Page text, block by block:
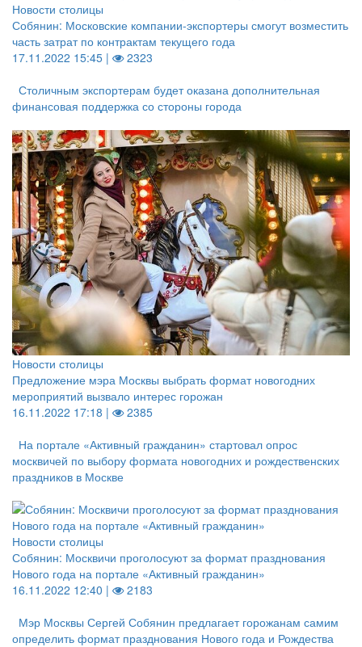
Новости столицы
Собянин: Московские компании-экспортеры смогут возместить
часть затрат по контрактам текущего года
17.11.2022 15:45 |
2323
Столичным экспортерам будет оказана дополнительная
финансовая поддержка со стороны города
Новости столицы
Предложение мэра Москвы выбрать формат новогодних
мероприятий вызвало интерес горожан
16.11.2022 17:18 |
2385
На портале «Активный гражданин» стартовал опрос
москвичей по выбору формата новогодних и рождественских
праздников в Москве
Новости столицы
Собянин: Москвичи проголосуют за формат празднования
Нового года на портале «Активный гражданин»
16.11.2022 12:40 |
2183
Мэр Москвы Сергей Собянин предлагает горожанам самим
определить формат празднования Нового года и Рождества